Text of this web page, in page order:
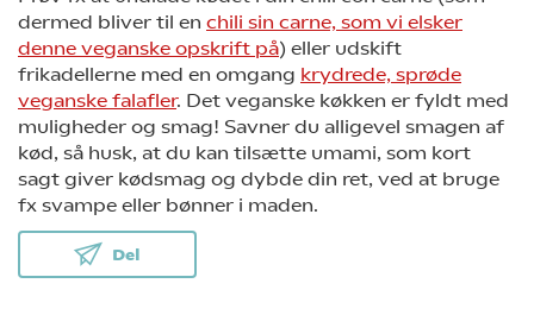
dermed bliver til en chili sin carne, som vi elsker
denne veganske opskrift på) eller udskift
frikadellerne med en omgang krydrede, sprøde
veganske falafler. Det veganske køkken er fyldt med
muligheder og smag! Savner du alligevel smagen af
kød, så husk, at du kan tilsætte umami, som kort
sagt giver kødsmag og dybde din ret, ved at bruge
fx svampe eller bønner i maden.
Del